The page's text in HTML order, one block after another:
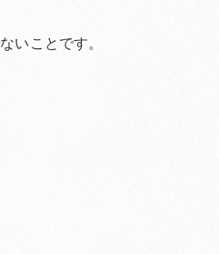
いことです。